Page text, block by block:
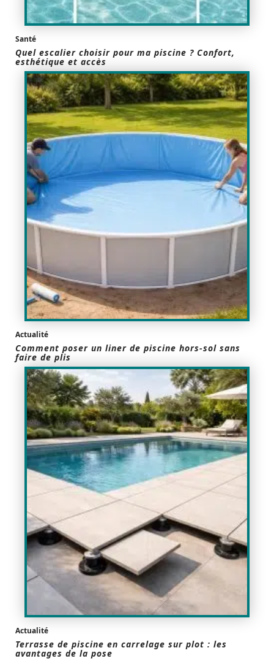
Santé
Quel escalier choisir pour ma piscine ? Confort,
esthétique et accès
Actualité
Comment poser un liner de piscine hors-sol sans
faire de plis
Actualité
Terrasse de piscine en carrelage sur plot : les
avantages de la pose